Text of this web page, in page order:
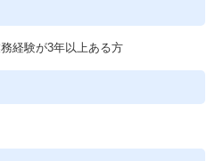
経験が3年以上ある方